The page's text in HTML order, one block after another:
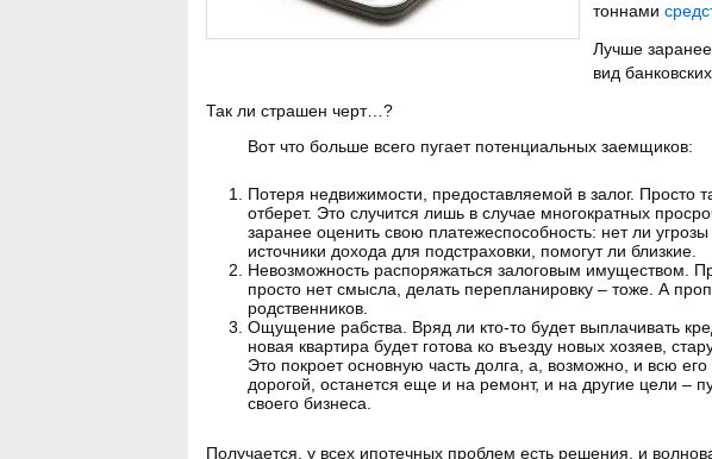
тоннами
Лучше заранее
вид
Так ли страшен черт…?
Вот что больше всего пугает потенциальных заемщиков:
Потеря недвижимости, предоставляемой в залог. Просто
отберет. Это случится лишь в случае многократных
заранее оценить свою платежеспособность: нет ли
источники дохода для подстраховки, помогут ли близкие.
Невозможность распоряжаться залоговым имуществом.
просто нет смысла, делать перепланировку – тоже. А
родственников.
Ощущение рабства. Вряд ли кто-то будет выплачивать
новая квартира будет готова ко въезду новых хозяев,
Это покроет основную часть долга, а, возможно, и всю
дорогой, останется еще и на ремонт, и на другие цели –
своего бизнеса.
Получается, у всех ипотечных проблем есть решения, и